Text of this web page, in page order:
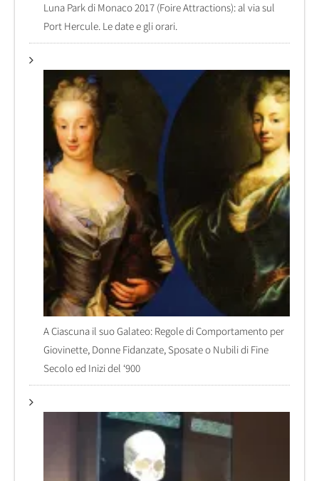
Luna Park di Monaco 2017 (Foire Attractions): al via sul
Port Hercule. Le date e gli orari.
A Ciascuna il suo Galateo: Regole di Comportamento per
Giovinette, Donne Fidanzate, Sposate o Nubili di Fine
Secolo ed Inizi del ‘900